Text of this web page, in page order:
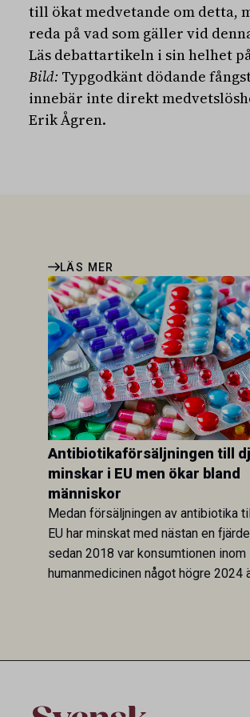
till ökat medvetande om detta,
reda på vad som gäller vid
Läs debattartikeln i sin helhet
Bild: Typgodkänt dödande
innebär inte direkt
Erik Ågren.
LÄS MER
Antibiotikaförsäljningen till
minskar i EU men ökar bland
människor
Medan försäljningen av antibiotika
EU har minskat med nästan en
sedan 2018 var konsumtionen inom
humanmedicinen något högre 2024